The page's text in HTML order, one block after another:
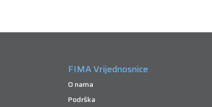
FIMA Vrijednosnice
O nama
Podrška